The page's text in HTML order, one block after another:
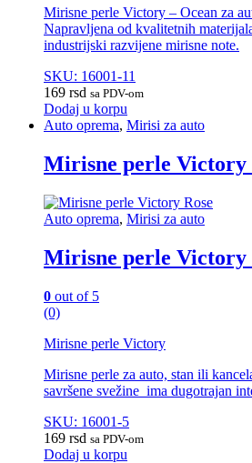
Mirisne perle Victory – Ocean za
Napravljena od kvalitetnih
industrijski razvijene mirisne note.
SKU: 16001-11
169 rsd sa PDV-om
Dodaj u korpu
Auto oprema, Mirisi za auto
Mirisne perle Victory
Auto oprema, Mirisi za auto
Mirisne perle Victory
0 out of 5
(0)
Mirisne perle Victory
Mirisne perle za auto, stan ili
savršene svežine ima dugotrajan
SKU: 16001-5
169 rsd sa PDV-om
Dodaj u korpu